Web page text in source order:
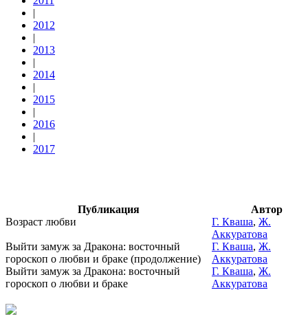
|
2012
|
2013
|
2014
|
2015
|
2016
|
2017
Публикация
Автор
Возраст любви
Г. Кваша, Ж.
Аккуратова
Выйти замуж за Дракона: восточный
гороскоп о любви и браке (продолжение)
Г. Кваша, Ж.
Аккуратова
Выйти замуж за Дракона: восточный
гороскоп о любви и браке
Г. Кваша, Ж.
Аккуратова